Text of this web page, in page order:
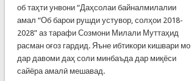
об таҳти унвони “Даҳсолаи байналмилалии
амал “Об барои рушди устувор, солҳои 2018-
2028” аз тарафи Созмони Милали Муттаҳид
расман оғоз гардид. Яъне ибтикори кишвари мо
дар давоми даҳ соли минбаъда дар миқёси
сайёра амалӣ мешавад.